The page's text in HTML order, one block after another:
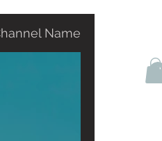
Name